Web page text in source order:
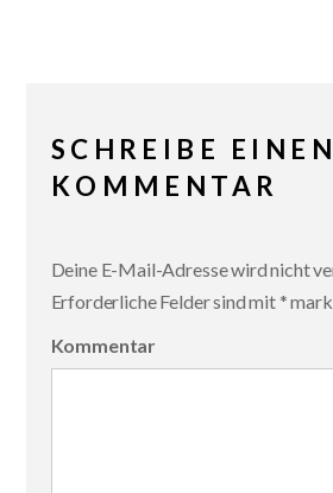
SCHREIBE EINEN
KOMMENTAR
Deine E-Mail-Adresse wird nicht
Erforderliche Felder sind mit *
Kommentar